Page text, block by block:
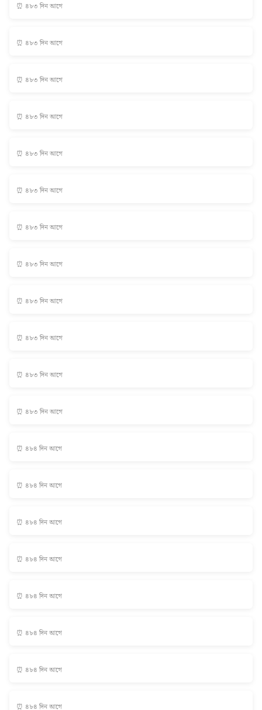
⏰ ৪৮৩ দিন আগে
⏰ ৪৮৩ দিন আগে
⏰ ৪৮৩ দিন আগে
⏰ ৪৮৩ দিন আগে
⏰ ৪৮৩ দিন আগে
⏰ ৪৮৩ দিন আগে
⏰ ৪৮৩ দিন আগে
⏰ ৪৮৩ দিন আগে
⏰ ৪৮৩ দিন আগে
⏰ ৪৮৩ দিন আগে
⏰ ৪৮৩ দিন আগে
⏰ ৪৮৩ দিন আগে
⏰ ৪৮৪ দিন আগে
⏰ ৪৮৪ দিন আগে
⏰ ৪৮৪ দিন আগে
⏰ ৪৮৪ দিন আগে
⏰ ৪৮৪ দিন আগে
⏰ ৪৮৪ দিন আগে
⏰ ৪৮৪ দিন আগে
⏰ ৪৮৪ দিন আগে